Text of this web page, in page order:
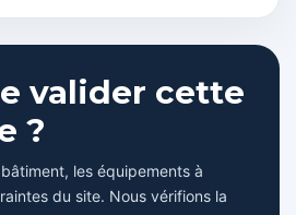
valider cette
?
les équipements à
du site. Nous vérifions la